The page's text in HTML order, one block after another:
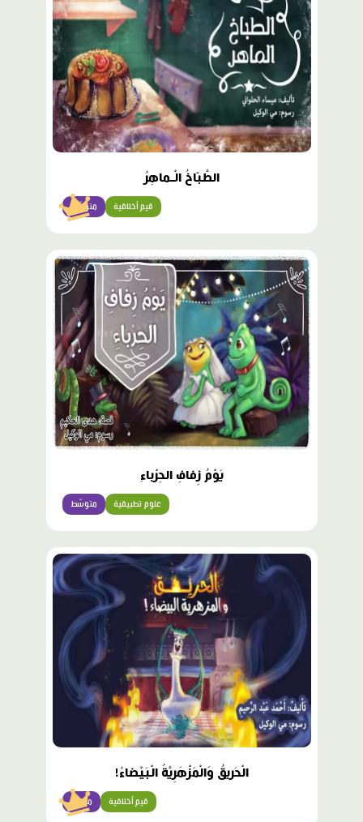
الطَّبّاخُ الْـماهِرُ
متوسّط قيم أخلاقية
يَوْمُ زِفافِ الحِرْباءِ
متوسّط علوم تطبيقية
محتوى
الْحَريقُ وَالْمَزْهَرِيَّةُ الْبَيْضاءُ!
متقدّم قيم أخلاقية